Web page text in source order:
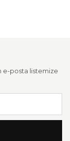
e-posta listemize